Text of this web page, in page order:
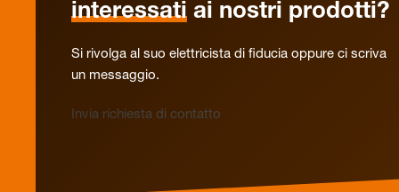
interessati ai nostri prodotti?
Si rivolga al suo elettricista di fiducia oppure ci scriva
un messaggio.
Invia richiesta di contatto